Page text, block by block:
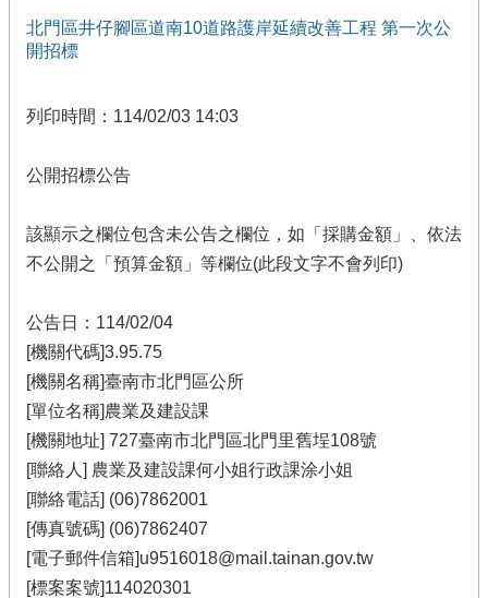
北門區井仔腳區道南10道路護岸延續改善工程 第一次公
開招標
列印時間：114/02/03 14:03
公開招標公告
該顯示之欄位包含未公告之欄位，如「採購金額」、依法
不公開之「預算金額」等欄位(此段文字不會列印)
公告日：114/02/04
[機關代碼]3.95.75
[機關名稱]臺南市北門區公所
[單位名稱]農業及建設課
[機關地址] 727臺南市北門區北門里舊埕108號
[聯絡人] 農業及建設課何小姐行政課涂小姐
[聯絡電話] (06)7862001
[傳真號碼] (06)7862407
[電子郵件信箱]u9516018@mail.tainan.gov.tw
[標案案號]114020301